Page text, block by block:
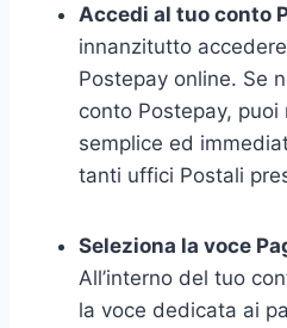
Accedi al tuo conto
innanzitutto
Postepay online. Se
conto Postepay,
semplice ed
tanti uffici Postali
Seleziona la voce
All’interno del tuo
la voce dedicata ai